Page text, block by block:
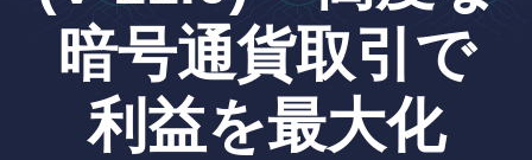
暗号通貨取引で
利益を最大化